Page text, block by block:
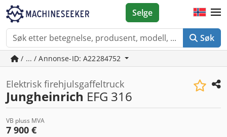
Søk
Selge
/ ... / Annonse-ID: A22284752
Elektrisk firehjulsgaffeltruck
Jungheinrich EFG 316
VB pluss MVA
7 900 €